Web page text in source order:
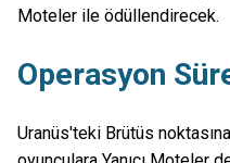
Moteler ile ödüllendirecek.
Operasyon
Uranüs'teki Brütüs